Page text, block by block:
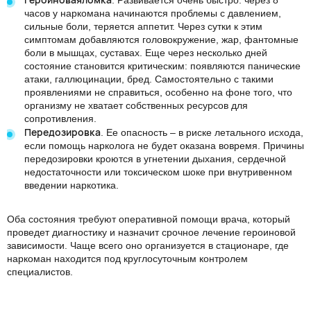
часов у наркомана начинаются проблемы с давлением,
сильные боли, теряется аппетит. Через сутки к этим
симптомам добавляются головокружение, жар, фантомные
боли в мышцах, суставах. Еще через несколько дней
состояние становится критическим: появляются панические
атаки, галлюцинации, бред. Самостоятельно с такими
проявлениями не справиться, особенно на фоне того, что
организму не хватает собственных ресурсов для
сопротивления.
Передозировка . Ее опасность – в риске летального исхода,
если помощь нарколога не будет оказана вовремя. Причины
передозировки кроются в угнетении дыхания, сердечной
недостаточности или токсическом шоке при внутривенном
введении наркотика.
Оба состояния требуют оперативной помощи врача, который
проведет диагностику и назначит срочное лечение героиновой
зависимости. Чаще всего оно организуется в стационаре, где
наркоман находится под круглосуточным контролем
специалистов.